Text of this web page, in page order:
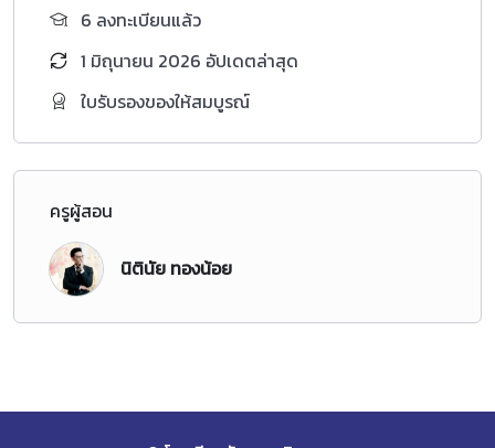
6 ลงทะเบียนแล้ว
1 มิถุนายน 2026 อัปเดตล่าสุด
ใบรับรองของให้สมบูรณ์
ครูผู้สอน
นิตินัย ทองน้อย